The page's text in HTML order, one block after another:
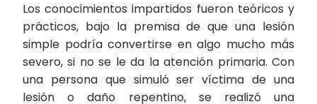
Los conocimientos impartidos fueron teóricos y
prácticos, bajo la premisa de que una lesión
simple podría convertirse en algo mucho más
severo, si no se le da la atención primaria. Con
una persona que simuló ser víctima de una
lesión o daño repentino, se realizó una